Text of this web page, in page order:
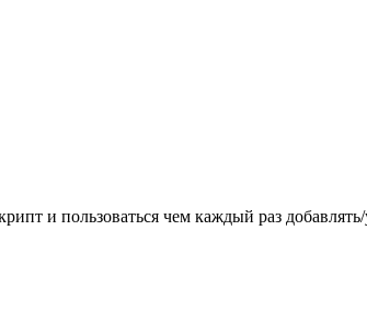
и пользоваться чем каждый раз